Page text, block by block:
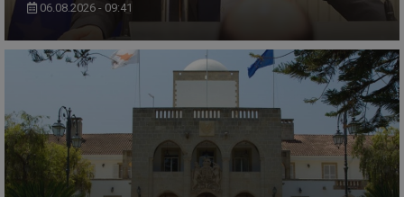
06.08.2026 - 09:41